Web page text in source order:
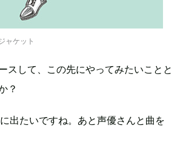
ャケット
スして、この先にやってみたいことと
？
に出たいですね。あと声優さんと曲を